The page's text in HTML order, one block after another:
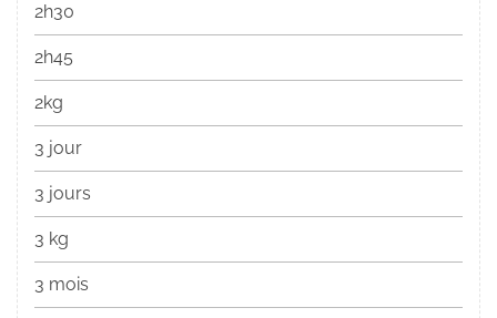
2h30
2h45
2kg
3 jour
3 jours
3 kg
3 mois